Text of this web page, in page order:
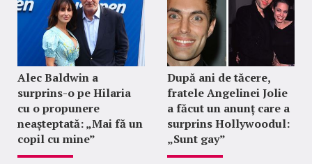
Alec Baldwin a
surprins-o pe Hilaria
cu o propunere
neașteptată: „Mai fă un
copil cu mine”
După ani de tăcere,
fratele Angelinei Jolie
a făcut un anunț care a
surprins Hollywoodul:
„Sunt gay”